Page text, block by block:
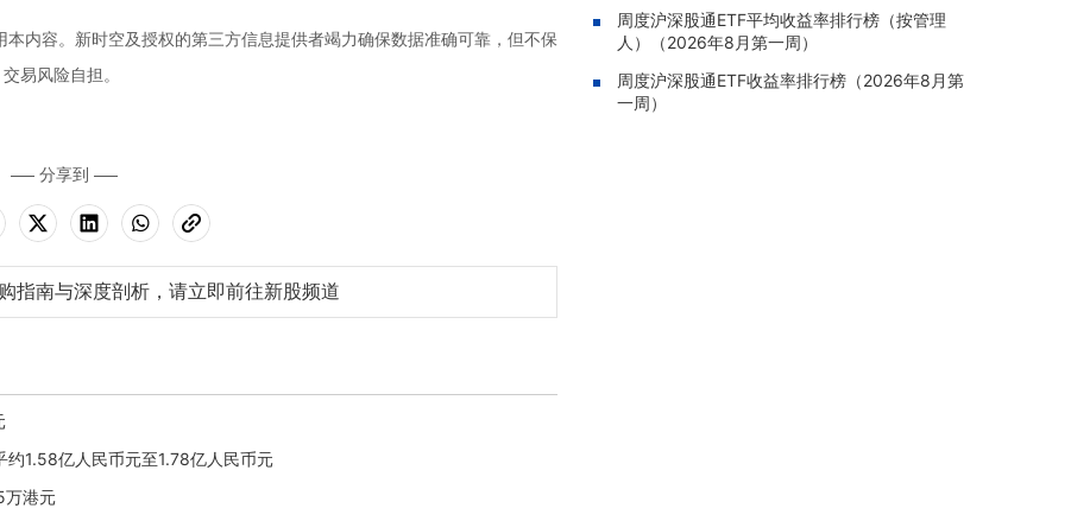
内容。新时空及授权的第三方信息提供者竭力确保数据准确可靠，但不保
易风险自担。
分享到
指南与深度剖析，请立即前往新股频道
1.58亿人民币元至1.78亿人民币元
万港元
中国泛半导体IMSS市场排名第三
08-07 19:47 | 浙能迈领绿航二次递表港交所，为
全球领先的绿色航运设备和系统提供商
08-07 19:09 |
周度沪深股通ETF平均收益率排行榜（按管理
人）（2026年8月第一周）
周度沪深股通ETF收益率排行榜（2026年8月第
一周）